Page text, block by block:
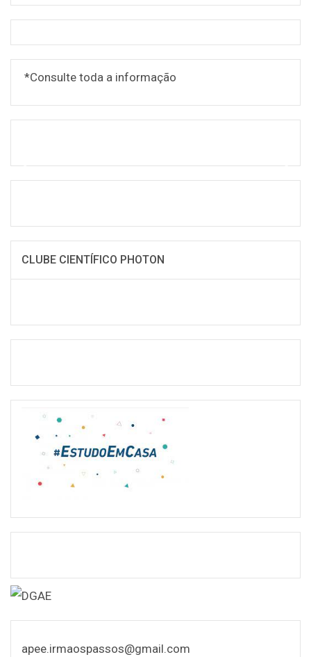
*Consulte toda a informação
CLUBE CIENTÍFICO PHOTON
apee.irmaospassos@gmail.com